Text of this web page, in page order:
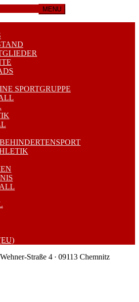
MENU
SPORTGRUPPE
Straße 4 ∙ 09113 Chemnitz